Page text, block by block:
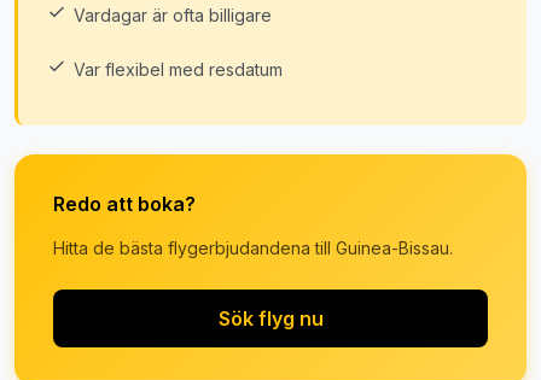
Vardagar är ofta billigare
Var flexibel med resdatum
Redo att boka?
Hitta de bästa flygerbjudandena till Guinea-Bissau.
Sök flyg nu